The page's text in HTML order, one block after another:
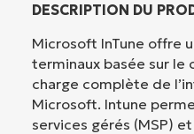
DESCRIPTION DU
Microsoft InTune offre
terminaux basée sur le
charge complète de
Microsoft. Intune
services gérés (MSP)